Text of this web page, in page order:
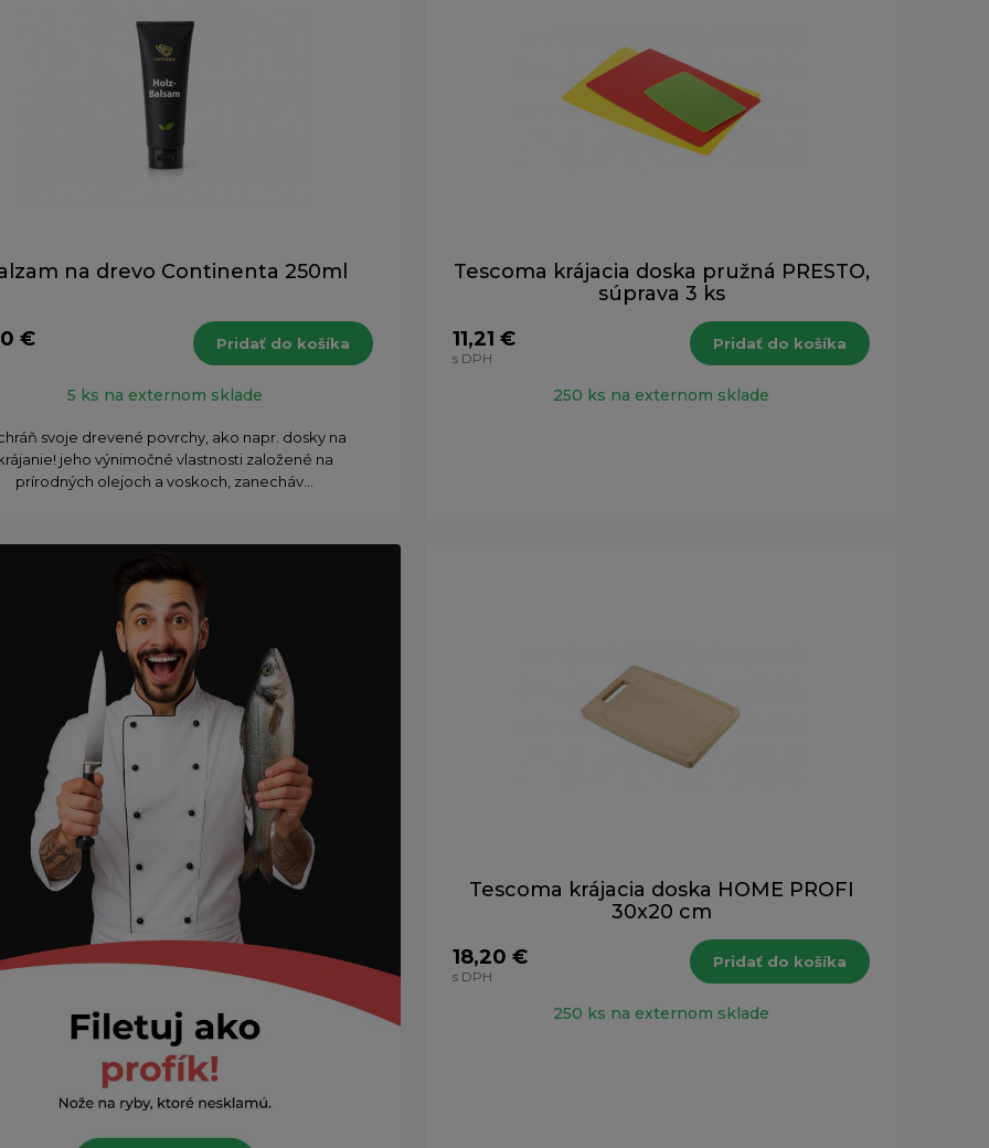
na drevo Continenta 250ml
€ Pridať do košíka
5 ks na externom sklade
svoje drevené povrchy, ako napr. ​dosky na
jeho výnimočné vlastnosti založené na
prírodných olejoch a voskoch, zanecháv...
Tescoma krájacia doska pružná PRESTO,
súprava 3 ks
11,21 €
s DPH
Pridať do košíka
250 ks na externom sklade
Tescoma krájacia doska HOME PROFI
30x20 cm
18,20 €
s DPH
Pridať do košíka
250 ks na externom sklade